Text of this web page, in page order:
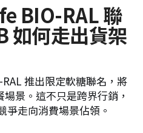
BIO-RAL 聯
如何走出貨架
推出限定軟糖聯名，將
景。這不只是跨界行銷，
爭走向消費場景佔領。